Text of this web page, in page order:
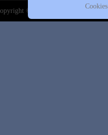
© 2020-2026 DJK Gillrath